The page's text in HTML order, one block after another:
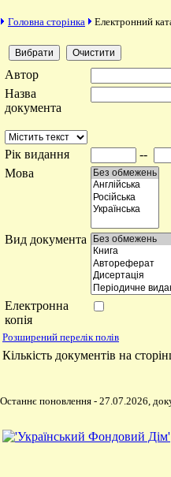
Головна сторінка Електронний
Автор
Назва
документа
Рік видання
--
Мова
Вид документа
Електронна
копія
Розширений перелік полів
Кількість документів на
Останнє поновлення - 27.07.2026,